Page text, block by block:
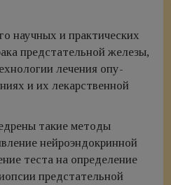
научных и практических
предстательной железы,
лечения опу­
и их лекарственной
такие методы
нейроэндокринной
теста на определение
предстательной